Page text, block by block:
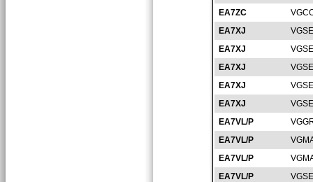
EA7ZC
EA7XJ
EA7XJ
EA7XJ
EA7XJ
EA7XJ
EA7VL/P
EA7VL/P
EA7VL/P
EA7VL/P